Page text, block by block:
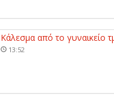
Κάλεσμα από το γυναικείο
13:52